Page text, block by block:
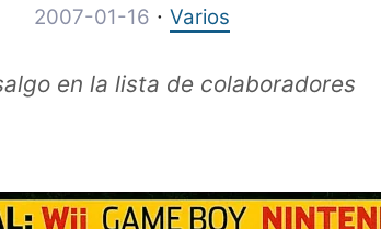
2007-01-16 · Varios
en la lista de colaboradores